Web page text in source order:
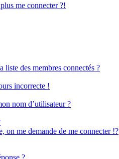
me connecter ?!
liste des membres connectés ?
incorrecte !
nom d’utilisateur ?
on me demande de me connecter !?
?